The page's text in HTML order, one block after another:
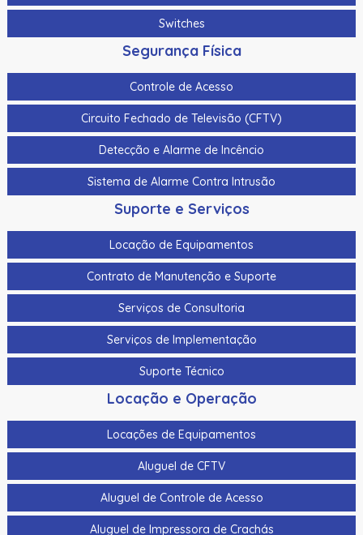
Switches
Segurança Física
Controle de Acesso
Circuito Fechado de Televisão (CFTV)
Detecção e Alarme de Incêncio
Sistema de Alarme Contra Intrusão
Suporte e Serviços
Locação de Equipamentos
Contrato de Manutenção e Suporte
Serviços de Consultoria
Serviços de Implementação
Suporte Técnico
Locação e Operação
Locações de Equipamentos
Aluguel de CFTV
Aluguel de Controle de Acesso
Aluguel de Impressora de Crachás